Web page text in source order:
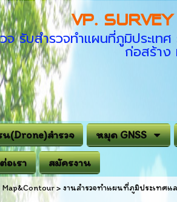
VP.
จ รับสำรวจทำแผนที่ภูมิประเ
ก่อสร้าง
(Drone)สำรวจ หมุด GNSS
อเรา สมัครงาน
Map&Contour> งานสำรวจทำแผนที่ภูมิประเทศแ